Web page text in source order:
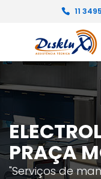
11
PRAÇA
"Serviços de